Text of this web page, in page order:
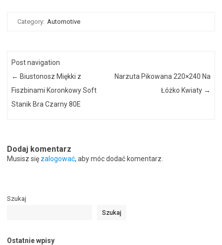
Category: Automotive
Post navigation
← Biustonosz Miękki z
Fiszbinami Koronkowy Soft
Stanik Bra Czarny 80E
Narzuta Pikowana 220×240 Na
Łóżko Kwiaty →
Dodaj komentarz
Musisz się zalogować, aby móc dodać komentarz.
Szukaj
Szukaj
Ostatnie wpisy